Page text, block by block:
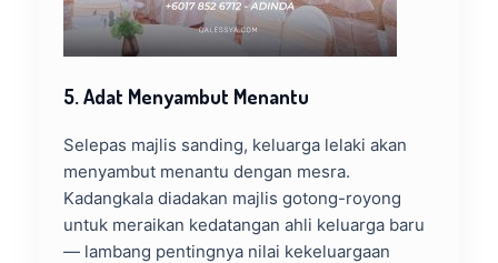
5. Adat Menyambut Menantu
Selepas majlis sanding, keluarga lelaki akan
menyambut menantu dengan mesra.
Kadangkala diadakan majlis gotong-royong
untuk meraikan kedatangan ahli keluarga baru
— lambang pentingnya nilai kekeluargaan